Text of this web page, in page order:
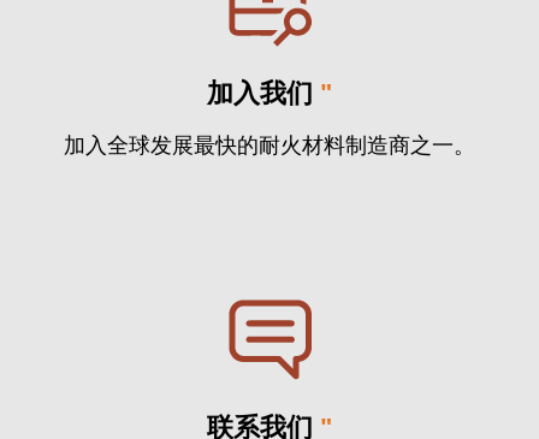
加入我们 "
加入全球发展最快的耐火材料制造商之一。
联系我们 "